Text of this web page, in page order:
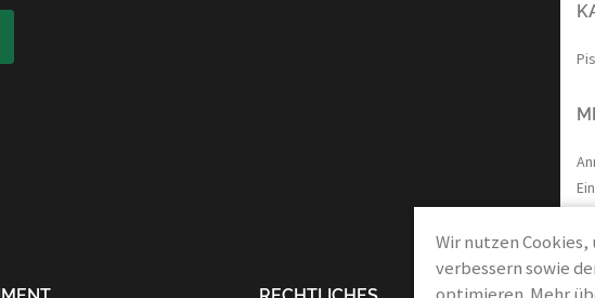
Wir nutzen
verbessern sowie